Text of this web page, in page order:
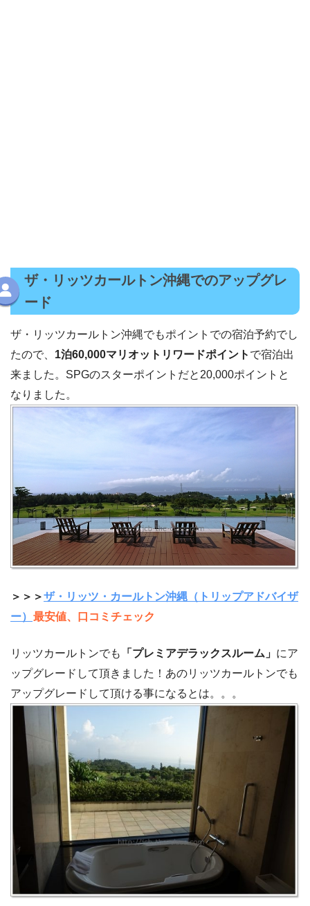
ザ・リッツカールトン沖縄でのアップグレ
ード
ザ・リッツカールトン沖縄でもポイントでの宿泊予約でし
たので、 1泊60,000マリオットリワードポイント で宿泊出
来ました。SPGのスターポイントだと20,000ポイントと
なりました。
＞＞＞ザ・リッツ・カールトン沖縄（トリップアドバイザ
ー） 最安値、口コミチェック
リッツカールトンでも 「プレミアデラックスルーム」 にア
ップグレードして頂きました！あのリッツカールトンでも
アップグレードして頂ける事になるとは。。。